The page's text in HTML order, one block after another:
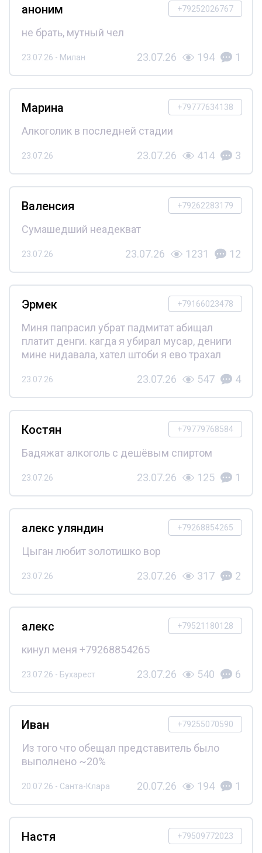
+79252026767
аноним
не брать, мутный чел
23.07.26 - Милан 23.07.26 194 1
+79777634138
Марина
Алкоголик в последней стадии
23.07.26 23.07.26 414 3
+79262283179
Валенсия
Сумашедший неадекват
23.07.26 23.07.26 1231 12
+79166023478
Эрмек
Миня папрасил убрат падмитат абищал
платит денги. кагда я убирал мусар, дениги
мине нидавала, хател штоби я ево трахал
23.07.26 23.07.26 547 4
+79779768584
Костян
Бадяжат алкоголь с дешёвым спиртом
23.07.26 23.07.26 125 1
+79268854265
алекс уляндин
Цыган любит золотишко вор
23.07.26 23.07.26 317 2
+79521180128
алекс
кинул меня +79268854265
23.07.26 - Бухарест 23.07.26 540 6
+79255070590
Иван
Из того что обещал представитель было
выполнено ~20%
20.07.26 - Санта-Клара 20.07.26 194 1
+79509772023
Настя